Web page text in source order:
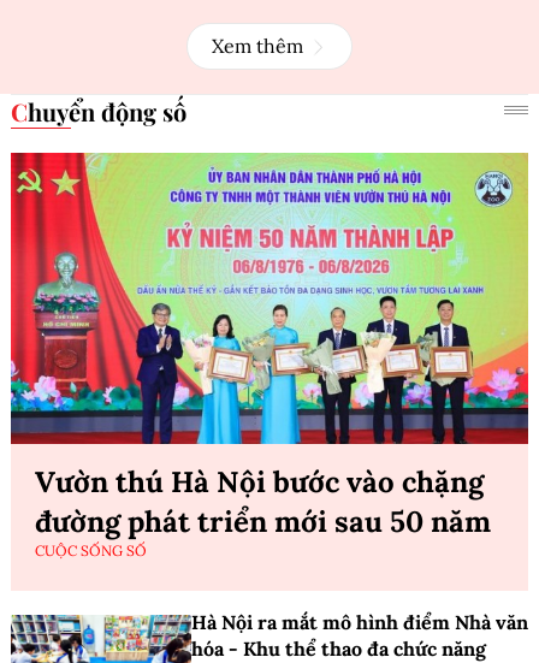
Xem thêm
Chuyển động số
Vườn thú Hà Nội bước vào chặng
đường phát triển mới sau 50 năm
CUỘC SỐNG SỐ
Hà Nội ra mắt mô hình điểm Nhà văn
hóa - Khu thể thao đa chức năng